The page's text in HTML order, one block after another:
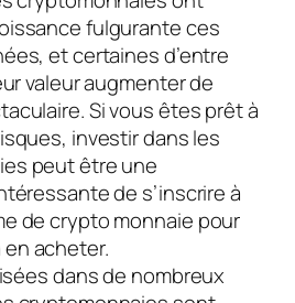
fulgurante ces
et certaines d’entre
valeur augmenter de
Si vous êtes prêt à
investir dans les
peut être une
de s’inscrire à
de crypto monnaie pour
acheter.
dans de nombreux